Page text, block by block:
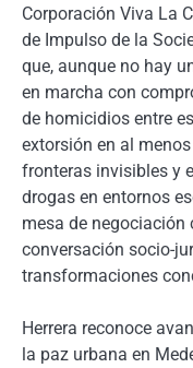
Corporación Viva La
de Impulso de la
que, aunque no hay
en marcha con
de homicidios entre
extorsión en al
fronteras invisibles y
drogas en entornos
mesa de negociación
conversación socio-
transformaciones
Herrera reconoce
la paz urbana en